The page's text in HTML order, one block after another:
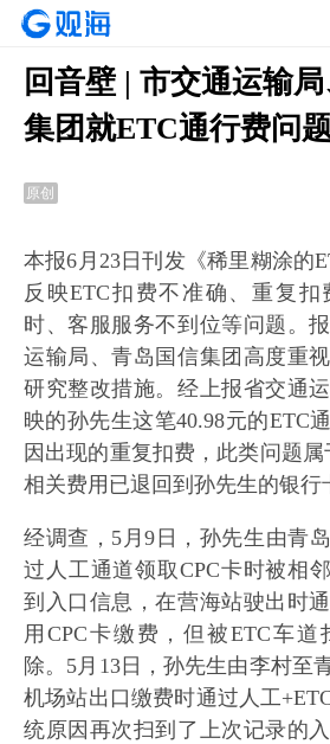
回音壁 | 市交通运输
集团就ETC通行费问
原创
本报6月23日刊发《稀里糊涂的
反映ETC扣费不准确、重复扣
时、客服服务不到位等问题。
运输局、青岛国信集团高度重
研究整改措施。经上报省交通
映的孙先生这笔40.98元的ETC
因出现的重复扣费，此类问题属
相关费用已退回到孙先生的银行
经调查，5月9日，孙先生由青
过人工通道领取CPC卡时被相
到入口信息，在营海站驶出时
用CPC卡缴费，但被ETC车
除。5月13日，孙先生由李村至
机场站出口缴费时通过人工
统原因再次扫到了上次记录的